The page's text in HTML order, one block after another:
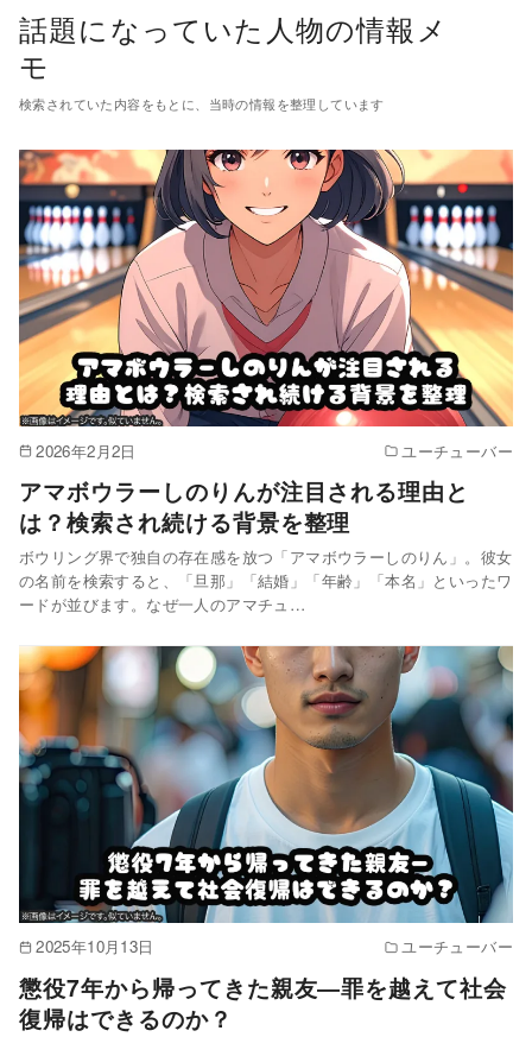
話題になっていた人物の情報メ
モ
検索されていた内容をもとに、当時の情報を整理しています
2026年2月2日 ユーチューバー
アマボウラーしのりんが注目される理由と
は？検索され続ける背景を整理
ボウリング界で独自の存在感を放つ「アマボウラーしのりん」。彼女
の名前を検索すると、「旦那」「結婚」「年齢」「本名」といったワ
ードが並びます。なぜ一人のアマチュ…
2025年10月13日 ユーチューバー
懲役7年から帰ってきた親友―罪を越えて社会
復帰はできるのか？